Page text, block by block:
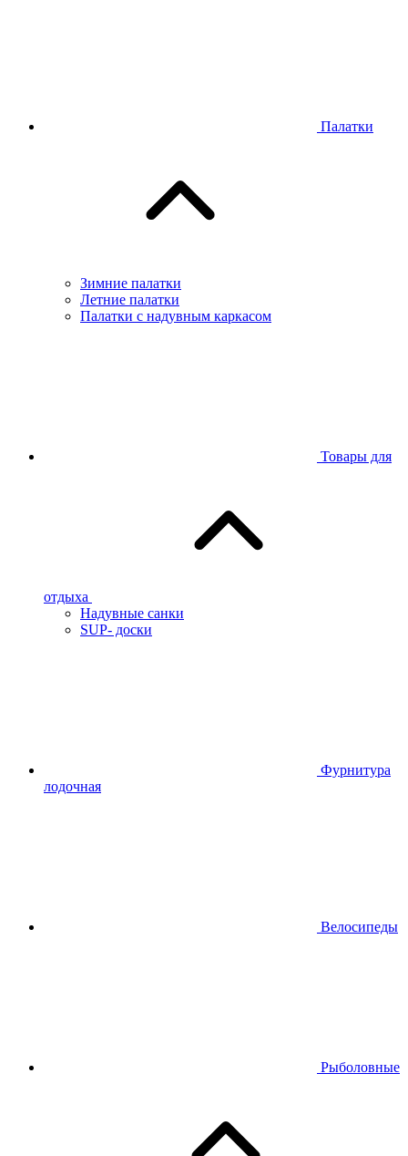
Палатки
Зимние палатки
Летние палатки
Палатки с надувным каркасом
Товары для
отдыха
Надувные санки
SUP- доски
Фурнитура
лодочная
Велосипеды
Рыболовные